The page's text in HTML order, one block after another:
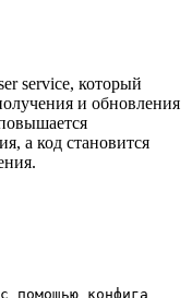
service, который
и обновления
а код становится